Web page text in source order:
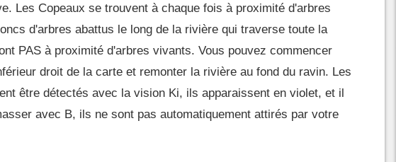
Les Copeaux se trouvent à chaque fois à proximité d'arbres
d'arbres abattus le long de la rivière qui traverse toute la
PAS à proximité d'arbres vivants. Vous pouvez commencer
droit de la carte et remonter la rivière au fond du ravin. Les
être détectés avec la vision Ki, ils apparaissent en violet, et il
avec B, ils ne sont pas automatiquement attirés par votre